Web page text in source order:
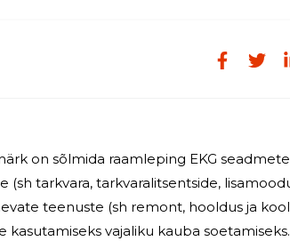
on sõlmida raamleping EKG
(sh tarkvara, tarkvaralitsentside,
teenuste (sh remont, hooldus ja
kasutamiseks vajaliku kauba soetamiseks.